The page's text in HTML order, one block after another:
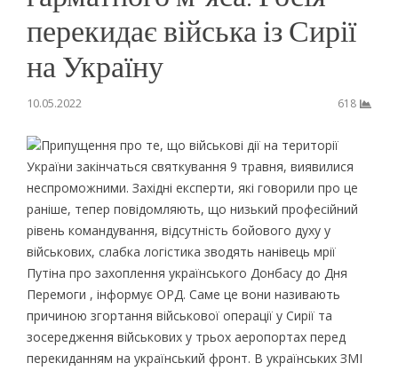
перекидає війська із Сирії
на Україну
10.05.2022 618
Припущення про те, що військові дії на території
України закінчаться святкування 9 травня, виявилися
неспроможними. Західні експерти, які говорили про це
раніше, тепер повідомляють, що низький професійний
рівень командування, відсутність бойового духу у
військових, слабка логістика зводять нанівець мрії
Путіна про захоплення українського Донбасу до Дня
Перемоги , інформує ОРД. Саме це вони називають
причиною згортання військової операції у Сирії та
зосередження військових у трьох аеропортах перед
перекиданням на український фронт. В українських ЗМІ